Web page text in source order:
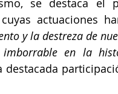
actuaciones
y la destreza de
en la
destacada